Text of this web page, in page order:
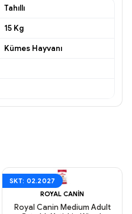
Tahıllı
15 Kg
Kümes Hayvanı
SKT: 02.2027
ROYAL CANIN
Royal Canin Medium Adult